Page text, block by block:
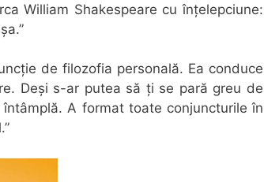
William Shakespeare cu înțelepciune:
de filozofia personală. Ea conduce
Deși s-ar putea să ți se pară greu de
A format toate conjuncturile în